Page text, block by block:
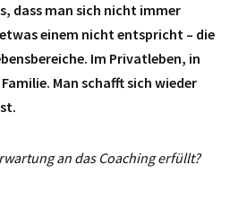
dass man sich nicht immer
einem nicht entspricht – die
Im Privatleben, in
Man schafft sich wieder
an das Coaching erfüllt?